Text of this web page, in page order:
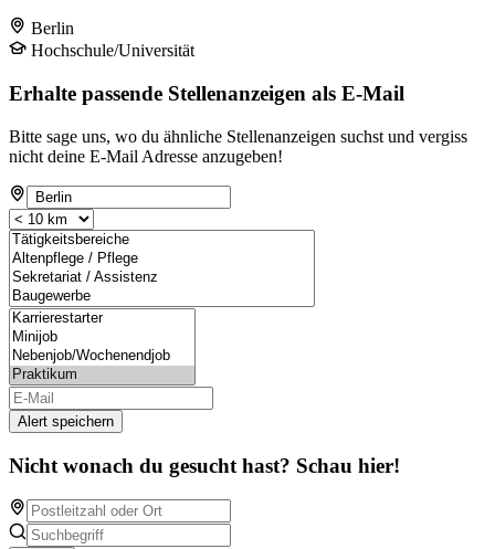
Berlin
Hochschule/Universität
Erhalte passende Stellenanzeigen als E-Mail
Bitte sage uns, wo du ähnliche Stellenanzeigen suchst und vergiss
nicht deine E-Mail Adresse anzugeben!
Alert speichern
Nicht wonach du gesucht hast? Schau hier!